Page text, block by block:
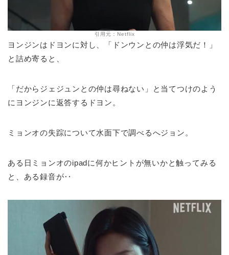
引用元：Netflix
ヨンジンはドヨンに対し、「ドンウンとの仲は浮気だ！」
と詰め寄ると、
「だからジェジュンとの仲は尋ねない」と当てつけのよう
にヨンジンに返答するドヨン。
ミョンオの失踪について水面下で調べるへジョン。
ある日ミョンオのipadに何かヒントが無いかと触ってみる
と、ある録音が‥